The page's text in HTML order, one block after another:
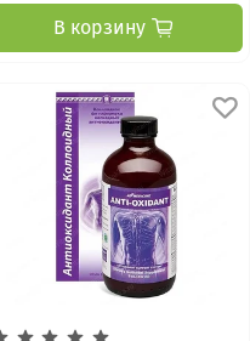
В корзину